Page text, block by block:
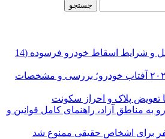
راهنمای کامل مراحل و شرایط اسقاط خودرو فرسوده (14
مزدا CX-30 مدل ۲۰۲۴ آفتاب خودرو؛ بررسی و مشخصات
تعویض پلاک و احراز سکونت
به مناطق آزاد، راهنمای کامل قوانین و
برای اشخاص حقیقی ممنوع شد